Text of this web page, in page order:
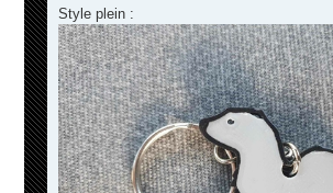
Style plein :